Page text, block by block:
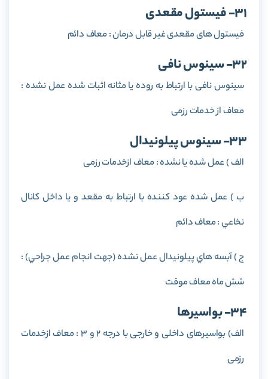
31- فیستول مقعدی
فيستول های مقعدی غير قابل درمان : معاف دائم
32- سینوس نافی
سينوس نافی با ارتباط به روده يا مثانه اثبات شده عمل نشده :
معاف از خدمات رزمی
33- سينوس پيلونيدال
الف ) عمل شده يا نشده : معاف ازخدمات رزمی
ب ) عمل شده عود کننده با ارتباط به مقعد و يا داخل کانال
نخاعي : معاف دائم
ج ) آبسه هاي پيلونيدال عمل نشده (جهت انجام عمل جراحي) :
شش ماه معاف موقت
34- بواسیرها
الف) بواسيرهای داخلی و خارجی با درجه 2 و 3 : معاف ازخدمات
رزمی